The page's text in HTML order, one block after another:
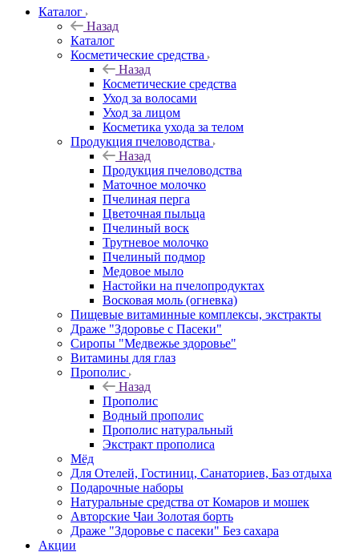
Каталог
Назад
Каталог
Косметические средства
Назад
Косметические средства
Уход за волосами
Уход за лицом
Косметика ухода за телом
Продукция пчеловодства
Назад
Продукция пчеловодства
Маточное молочко
Пчелиная перга
Цветочная пыльца
Пчелиный воск
Трутневое молочко
Пчелиный подмор
Медовое мыло
Настойки на пчелопродуктах
Восковая моль (огневка)
Пищевые витаминные комплексы, экстракты
Драже "Здоровье с Пасеки"
Сиропы "Медвежье здоровье"
Витамины для глаз
Прополис
Назад
Прополис
Водный прополис
Прополис натуральный
Экстракт прополиса
Мёд
Для Отелей, Гостиниц, Санаториев, Баз отдыха
Подарочные наборы
Натуральные средства от Комаров и мошек
Авторские Чаи Золотая борть
Драже "Здоровье с пасеки" Без сахара
Акции